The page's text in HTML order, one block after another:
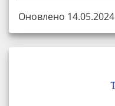
Оновлено 14.05.2024